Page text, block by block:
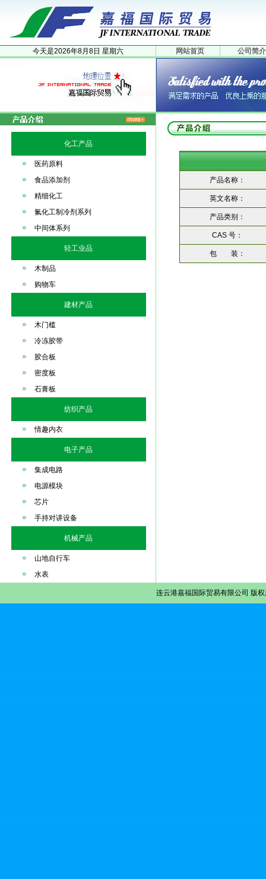
今天是2026年8月 8日 星期六 网站首页 公司简介
化工产品
医药原料
食品添加剂
精细化工
氟化工制冷剂系列
中间体系列
轻工业品
木制品
购物车
建材产品
木门槛
冷冻胶带
胶合板
密度板
石膏板
纺织产品
情趣内衣
电子产品
集成电路
电源模块
芯片
手持对讲设备
机械产品
山地自行车
水表
产品名称：
英文名称：
产品类别：
CAS 号：
包 装：
连云港嘉福国际贸易有限公司 版